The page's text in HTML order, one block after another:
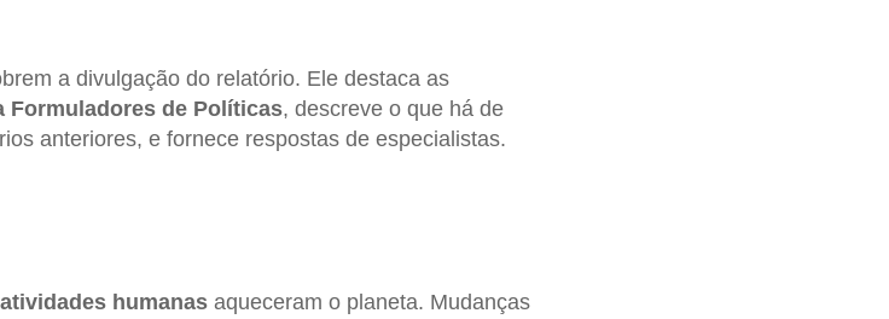
a divulgação do relatório. Ele destaca as
Formuladores de Políticas, descreve o que há de
anteriores, e fornece respostas de especialistas.
atividades humanasaqueceram o planeta. Mudanças